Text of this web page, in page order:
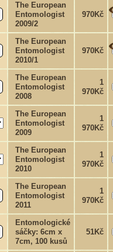
The European
Entomologist
2009/2
970Kč
The European
Entomologist
2010/1
970Kč
The European
Entomologist
2008
1
970Kč
The European
Entomologist
2009
1
970Kč
The European
Entomologist
2010
1
970Kč
The European
Entomologist
2011
1
970Kč
Entomologické
sáčky: 6cm x
7cm, 100 kusů
51Kč